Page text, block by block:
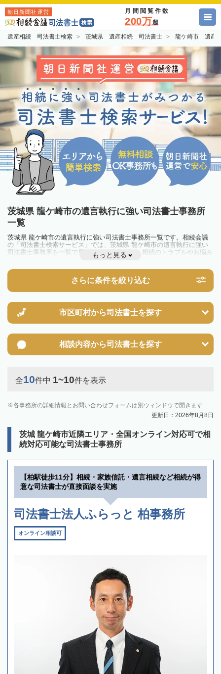
朝日新聞社運営 月間閲覧件数
200万超
遺産相続 司法書士検索 茨城県 遺産相続 司法書士 龍ケ崎市 遺産
茨城県 龍ケ崎市の遺言執行に強い司法書士事務所
一覧
茨城県 龍ケ崎市の遺言執行に強い司法書士事務所一覧です。相続会議
の「司法書士検索サービス」では、茨城県 龍ケ崎市の遺言執行に強い
司法書士事務所を一覧で見ることが出来ます。相続のトラブルやお悩み
を抱えている方は一度近隣の司法書士に相談してみましょう。
もっと見る
さらに条件を絞り込む
市区町村から司法書士を探す
相談内容から司法書士を探す
全10件中 1~10件を表示
各事務所の詳細情報とお問い合わせフォームは別ウィンドウで開きます
更新日：2026年8月8日
茨城 龍ケ崎市近隣エリア・全国オンライン対応可で相
続対応可能な司法書士事務所
【柏駅徒歩11分】相続・家族信託・遺言相続など相続が得
意な司法書士が直接面談を実施
司法書士法人ふらっと 柏事務所
オンライン相談可